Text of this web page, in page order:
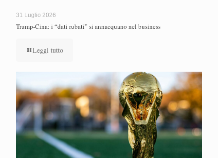
31 Luglio 2026
Trump-Cina: i “dati rubati” si annacquano nel business
Leggi tutto